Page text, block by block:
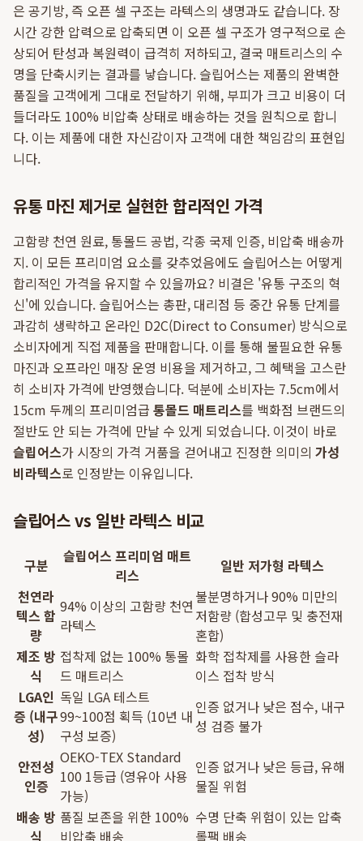
은 공기방, 즉 오픈 셀 구조는 라텍스의 생명과도 같습니다. 장
시간 강한 압력으로 압축되면 이 오픈 셀 구조가 영구적으로 손
상되어 탄성과 복원력이 급격히 저하되고, 결국 매트리스의 수
명을 단축시키는 결과를 낳습니다. 슬립어스는 제품의 완벽한
품질을 고객에게 그대로 전달하기 위해, 부피가 크고 비용이 더
들더라도 100% 비압축 상태로 배송하는 것을 원칙으로 합니
다. 이는 제품에 대한 자신감이자 고객에 대한 책임감의 표현입
니다.
유통 마진 제거로 실현한 합리적인 가격
고함량 천연 원료, 통몰드 공법, 각종 국제 인증, 비압축 배송까
지. 이 모든 프리미엄 요소를 갖추었음에도 슬립어스는 어떻게
합리적인 가격을 유지할 수 있을까요? 비결은 '유통 구조의 혁
신'에 있습니다. 슬립어스는 총판, 대리점 등 중간 유통 단계를
과감히 생략하고 온라인 D2C(Direct to Consumer) 방식으로
소비자에게 직접 제품을 판매합니다. 이를 통해 불필요한 유통
마진과 오프라인 매장 운영 비용을 제거하고, 그 혜택을 고스란
히 소비자 가격에 반영했습니다. 덕분에 소비자는 7.5cm에서
15cm 두께의 프리미엄급 통몰드 매트리스를 백화점 브랜드의
절반도 안 되는 가격에 만날 수 있게 되었습니다. 이것이 바로
슬립어스가 시장의 가격 거품을 걷어내고 진정한 의미의 가성
비라텍스로 인정받는 이유입니다.
슬립어스 vs 일반 라텍스 비교
구분
슬립어스 프리미엄 매트
리스
일반 저가형 라텍스
천연라
텍스 함
량
94% 이상의 고함량 천연
라텍스
불분명하거나 90% 미만의
저함량 (합성고무 및 충전재
혼합)
제조 방
식
접착제 없는 100% 통몰
드 매트리스
화학 접착제를 사용한 슬라
이스 접착 방식
LGA인
증 (내구
성)
독일 LGA 테스트
99~100점 획득 (10년 내
구성 보증)
인증 없거나 낮은 점수, 내구
성 검증 불가
안전성
인증
OEKO-TEX Standard
100 1등급 (영유아 사용
가능)
인증 없거나 낮은 등급, 유해
물질 위험
배송 방
식
품질 보존을 위한 100%
비압축 배송
수명 단축 위험이 있는 압축
롤팩 배송